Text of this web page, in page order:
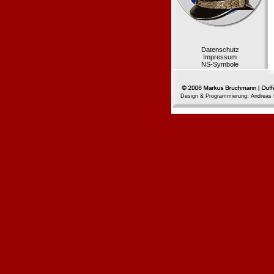
Datenschutz
Impressum
NS-Symbole
Design & Programmierung: Andreas